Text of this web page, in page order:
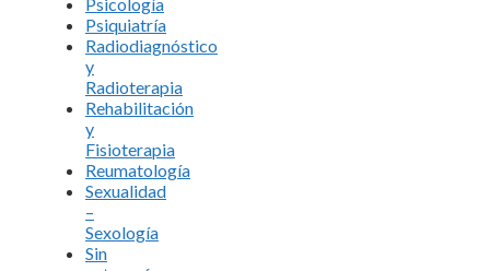
Psiquiatría
Radiodiagnóstico
y
Radioterapia
Rehabilitación
y
Fisioterapia
Reumatología
Sexualidad
–
Sexología
Sin